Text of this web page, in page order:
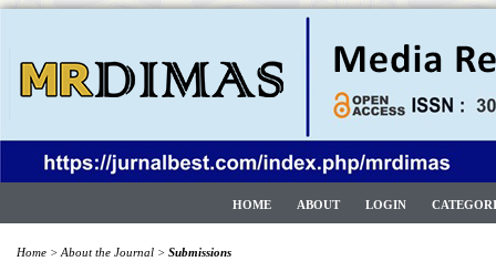
HOME ABOUT LOGIN
Home > About the Journal > Submissions